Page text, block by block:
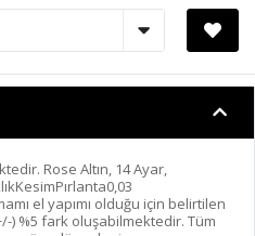
Rose Altın, 14 Ayar,
el yapımı olduğu için belirtilen
) %5 fark oluşabilmektedir. Tüm